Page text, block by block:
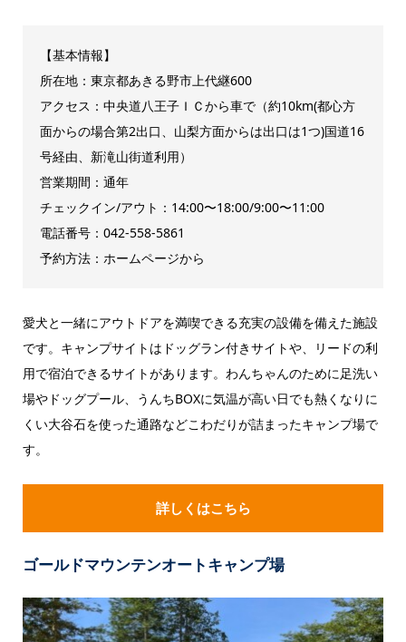
【基本情報】
所在地：東京都あきる野市上代継600
アクセス：中央道八王子ＩＣから車で（約10km(都心方
面からの場合第2出口、山梨方面からは出口は1つ)国道16
号経由、新滝山街道利用）
営業期間：通年
チェックイン/アウト：14:00〜18:00/9:00〜11:00
電話番号：042-558-5861
予約方法：ホームページから
愛犬と一緒にアウトドアを満喫できる充実の設備を備えた施設
です。キャンプサイトはドッグラン付きサイトや、リードの利
用で宿泊できるサイトがあります。わんちゃんのために足洗い
場やドッグプール、うんちBOXに気温が高い日でも熱くなりに
くい大谷石を使った通路などこわだりが詰まったキャンプ場で
す。
詳しくはこちら
ゴールドマウンテンオートキャンプ場